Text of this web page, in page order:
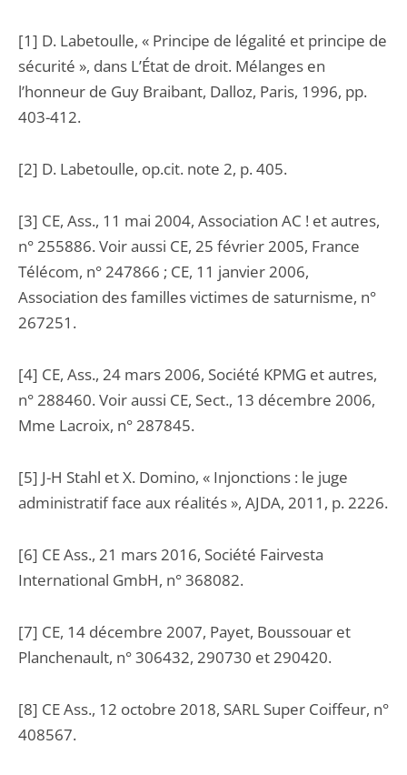
[1] D. Labetoulle, « Principe de légalité et principe de
sécurité », dans L’État de droit. Mélanges en
l’honneur de Guy Braibant, Dalloz, Paris, 1996, pp.
403-412.
[2] D. Labetoulle, op.cit. note 2, p. 405.
[3] CE, Ass., 11 mai 2004, Association AC ! et autres,
n° 255886. Voir aussi CE, 25 février 2005, France
Télécom, n° 247866 ; CE, 11 janvier 2006,
Association des familles victimes de saturnisme, n°
267251.
[4] CE, Ass., 24 mars 2006, Société KPMG et autres,
n° 288460. Voir aussi CE, Sect., 13 décembre 2006,
Mme Lacroix, n° 287845.
[5] J-H Stahl et X. Domino, « Injonctions : le juge
administratif face aux réalités », AJDA, 2011, p. 2226.
[6] CE Ass., 21 mars 2016, Société Fairvesta
International GmbH, n° 368082.
[7] CE, 14 décembre 2007, Payet, Boussouar et
Planchenault, n° 306432, 290730 et 290420.
[8] CE Ass., 12 octobre 2018, SARL Super Coiffeur, n°
408567.